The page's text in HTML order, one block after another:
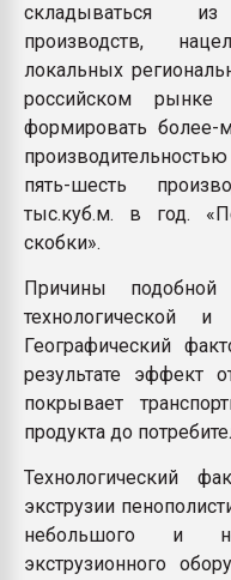
складываться
производств,
локальных
российском рынке
формировать более-
пять-шесть
тыс.куб.м. в год.
скобки».
Причины
технологической и
Географический
результате эффект
покрывает
продукта до
Технологический
экструзии
небольшого и
экструзионного